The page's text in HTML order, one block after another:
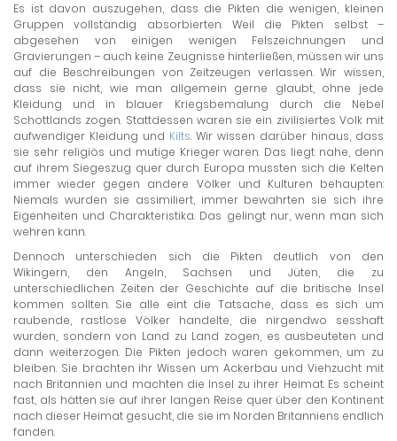
Es ist davon auszugehen, dass die Pikten die wenigen, kleinen
Gruppen vollständig absorbierten. Weil die Pikten selbst –
abgesehen von einigen wenigen Felszeichnungen und
Gravierungen – auch keine Zeugnisse hinterließen, müssen wir uns
auf die Beschreibungen von Zeitzeugen verlassen. Wir wissen,
dass sie nicht, wie man allgemein gerne glaubt, ohne jede
Kleidung und in blauer Kriegsbemalung durch die Nebel
Schottlands zogen. Stattdessen waren sie ein zivilisiertes Volk mit
aufwendiger Kleidung und Kilts. Wir wissen darüber hinaus, dass
sie sehr religiös und mutige Krieger waren. Das liegt nahe, denn
auf ihrem Siegeszug quer durch Europa mussten sich die Kelten
immer wieder gegen andere Völker und Kulturen behaupten:
Niemals wurden sie assimiliert, immer bewahrten sie sich ihre
Eigenheiten und Charakteristika. Das gelingt nur, wenn man sich
wehren kann.
Dennoch unterschieden sich die Pikten deutlich von den
Wikingern, den Angeln, Sachsen und Jüten, die zu
unterschiedlichen Zeiten der Geschichte auf die britische Insel
kommen sollten. Sie alle eint die Tatsache, dass es sich um
raubende, rastlose Völker handelte, die nirgendwo sesshaft
wurden, sondern von Land zu Land zogen, es ausbeuteten und
dann weiterzogen. Die Pikten jedoch waren gekommen, um zu
bleiben. Sie brachten ihr Wissen um Ackerbau und Viehzucht mit
nach Britannien und machten die Insel zu ihrer Heimat. Es scheint
fast, als hätten sie auf ihrer langen Reise quer über den Kontinent
nach dieser Heimat gesucht, die sie im Norden Britanniens endlich
fanden.